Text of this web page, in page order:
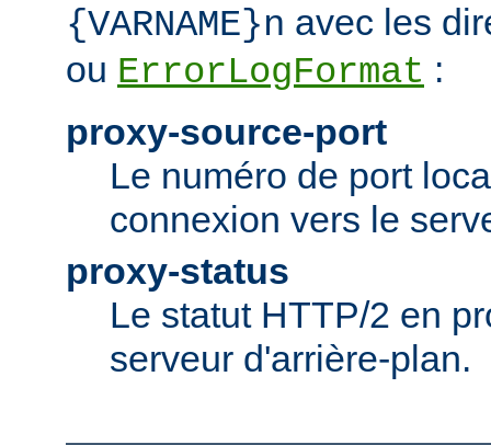
{VARNAME}n avec les
ou ErrorLogFormat :
proxy-source-port
Le numéro de port
connexion vers le
proxy-status
Le statut HTTP/2 en
serveur d'arrière-plan.